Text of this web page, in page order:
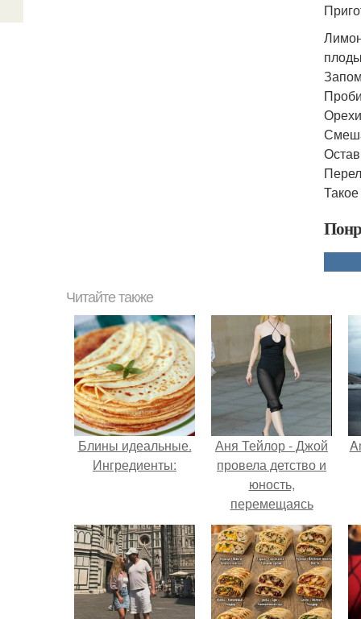
Читайте также
Блины идеальные.
Ингредиенты:
Аня Тейлор - Джой
провела детство и
юность,
перемещаясь
между двумя
совершенно
разными
культурами -
Аргентиной и